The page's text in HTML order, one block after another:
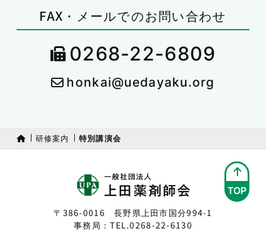
FAX・メールでのお問い合わせ
0268-22-6809
honkai@uedayaku.org
研修案内 特別講演会
TOP
〒386-0016 長野県上田市国分994-1
事務局：TEL.0268-22-6130